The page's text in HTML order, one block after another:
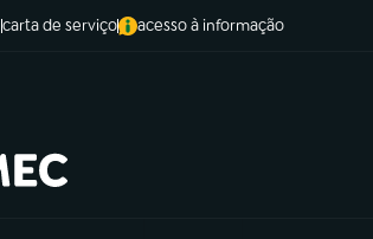
carta de serviço acesso à informação